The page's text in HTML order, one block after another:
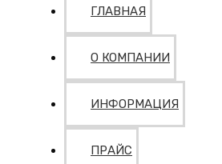
ГЛАВНАЯ
О КОМПАНИИ
ИНФОРМАЦИЯ
ПРАЙС